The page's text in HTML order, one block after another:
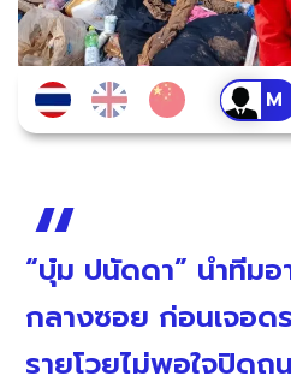
“บุ๋ม ปนัดดา” นำทีมอ
กลางซอย ก่อนเจอด
รายโวยไม่พอใจปิดถ